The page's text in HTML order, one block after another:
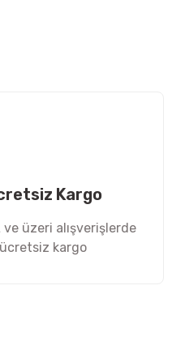
Kargo
ve üzeri alışverişlerde
ücretsiz kargo